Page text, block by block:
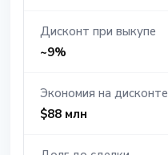
Дисконт при выкупе
~9%
Экономия на дисконте
$88 млн